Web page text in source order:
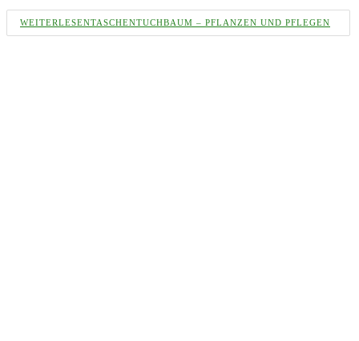
WEITERLESENTASCHENTUCHBAUM – PFLANZEN UND PFLEGEN